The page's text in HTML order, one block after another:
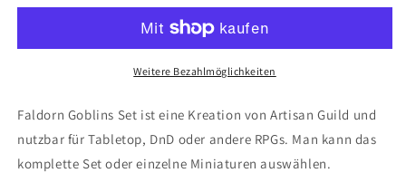
46
Set
46
(Artisan
Weitere Bezahlmöglichkeiten
Faldorn Goblins Set ist eine Kreation von Artisan Guild und
nutzbar für Tabletop, DnD oder andere RPGs. Man kann das
komplette Set oder einzelne Miniaturen auswählen.